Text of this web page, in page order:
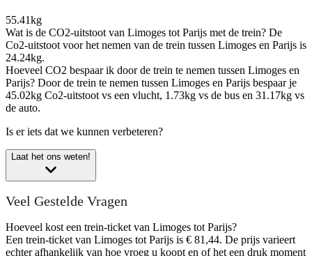
55.41kg
Wat is de CO2-uitstoot van Limoges tot Parijs met de trein? De
Co2-uitstoot voor het nemen van de trein tussen Limoges en Parijs is
24.24kg.
Hoeveel CO2 bespaar ik door de trein te nemen tussen Limoges en
Parijs? Door de trein te nemen tussen Limoges en Parijs bespaar je
45.02kg Co2-uitstoot vs een vlucht, 1.73kg vs de bus en 31.17kg vs
de auto.
Is er iets dat we kunnen verbeteren?
Laat het ons weten!
Veel Gestelde Vragen
Hoeveel kost een trein-ticket van Limoges tot Parijs?
Een trein-ticket van Limoges tot Parijs is € 81,44. De prijs varieert
echter afhankelijk van hoe vroeg u koopt en of het een druk moment